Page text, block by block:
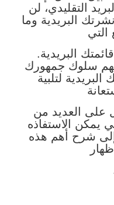
التقليدي، لن
البريدية وما
التي
البريدية.
سلوك جمهورك
لتلبية
على العديد من
يمكن الاستفاذه
إلى شرح أهم هذه